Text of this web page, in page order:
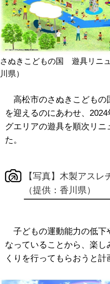
さぬきこどもの国 遊具リニ
川県）
高松市のさぬきこどもの
を迎えるのにあわせ、
グエリアの遊具を順次リ
た。
【写真】木製アス
（提供：香川県）
子どもの運動能力の低下
なっていることから、楽
くりを行ってもらおうと計